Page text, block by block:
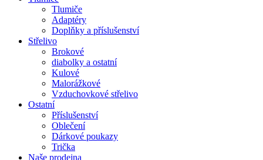
Tlumiče
Adaptéry
Doplňky a příslušenství
Střelivo
Brokové
diabolky a ostatní
Kulové
Malorážkové
Vzduchovkové střelivo
Ostatní
Příslušenství
Oblečení
Dárkové poukazy
Trička
Naše prodejna